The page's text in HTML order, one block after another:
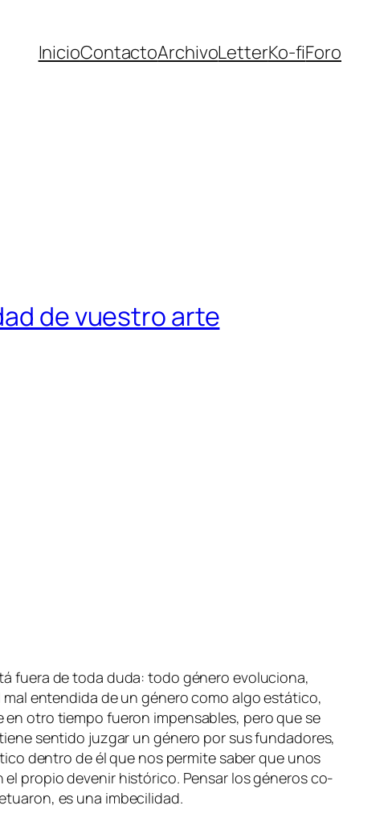
InicioContactoArchivoLetterKo-fiForo
de vuestro arte
fue­ra de to­da du­da: to­do gé­ne­ro evo­lu­cio­na,
en­ten­di­da de un gé­ne­ro co­mo al­go es­tá­ti­co,
otro tiem­po fue­ron im­pen­sa­bles, pe­ro que se
sen­ti­do juz­gar un gé­ne­ro por sus fun­da­do­res,
den­tro de él que nos per­mi­te sa­ber que unos
pro­pio de­ve­nir his­tó­ri­co. Pensar los gé­ne­ros co­
es una imbecilidad.